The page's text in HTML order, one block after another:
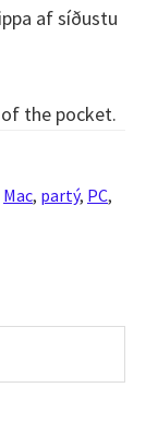
af síðustu
the pocket.
Mac, partý, PC,